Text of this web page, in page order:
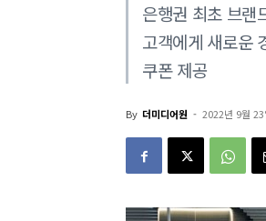
은행권 최초 브랜
고객에게 새로운
쿠폰 제공
By 더미디어원 - 2022년 9월 23